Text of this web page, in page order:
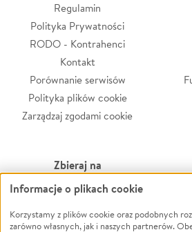
Regulamin
Polityka Prywatności
RODO - Kontrahenci
Kontakt
Porównanie serwisów
Polityka plików cookie
Zarządzaj zgodami cookie
Zbieraj na
Leczenie
Zwierzęta
Informacje o plikach cookie
Korzystamy z plików cookie oraz podobnych
zarówno własnych, jak i naszych partnerów.